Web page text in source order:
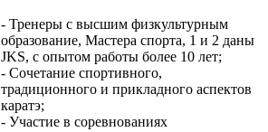
- Тренеры с высшим физкультурным
образование, Мастера спорта, 1 и 2 даны
JKS, с опытом работы более 10 лет;
- Сочетание спортивного,
традиционного и прикладного аспектов
каратэ;
- Участие в соревнованиях